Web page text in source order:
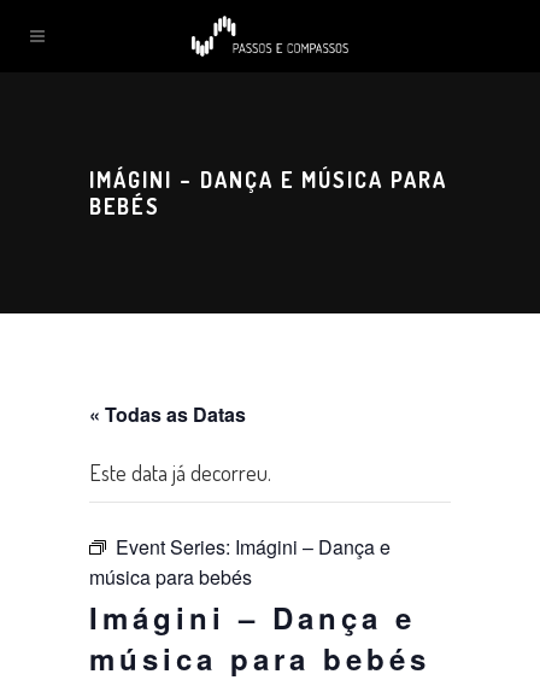
IMÁGINI – DANÇA E MÚSICA PARA
BEBÉS
« Todas as Datas
Este data já decorreu.
Event Series: Imágini – Dança e
música para bebés
Imágini – Dança e
música para bebés